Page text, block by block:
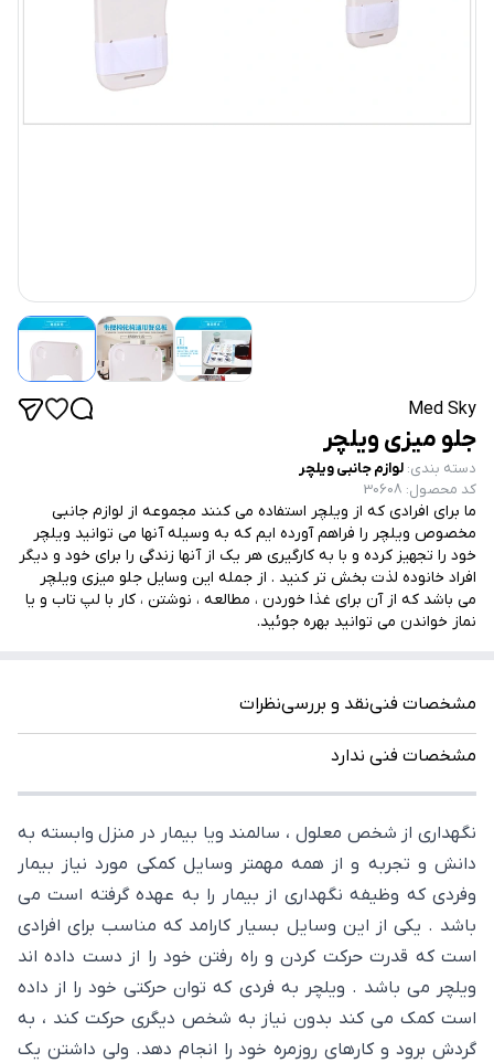
Med Sky
جلو میزی ویلچر
دسته بندی: لوازم جانبی ویلچر
کد محصول:
30608
ما برای افرادی که از ویلچر استفاده می کنند مجموعه از لوازم جانبی
مخصوص ویلچر را فراهم آورده ایم که به وسیله آنها می توانید ویلچر
خود را تجهیز کرده و با به کارگیری هر یک از آنها زندگی را برای خود و دیگر
افراد خانوده لذت بخش تر کنید . از جمله این وسایل جلو میزی ویلچر
می باشد که از آن برای غذا خوردن ، مطالعه ، نوشتن ، کار با لپ تاب و یا
نماز خواندن می توانید بهره جوئید.
مشخصات فنینقد و بررسینظرات
مشخصات فنی ندارد
نگهداری از شخص معلول ، سالمند ویا بیمار در منزل وابسته به
دانش و تجربه و از همه مهمتر وسایل کمکی مورد نیاز بیمار
وفردی که وظیفه نگهداری از بیمار را به عهده گرفته است می
باشد . یکی از این وسایل بسیار کارامد که مناسب برای افرادی
است که قدرت حرکت کردن و راه رفتن خود را از دست داده اند
ویلچر می باشد . ویلچر به فردی که توان حرکتی خود را از داده
است کمک می کند بدون نیاز به شخص دیگری حرکت کند ، به
گردش برود و کارهای روزمره خود را انجام دهد. ولی داشتن یک